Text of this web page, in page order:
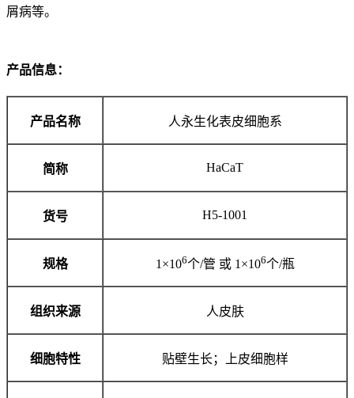
屑病等。
产品信息：
产品名称 人永生化表皮细胞系
简称 HaCaT
货号 H5-1001
规格 1×106个/管 或 1×106个/瓶
组织来源 人皮肤
细胞特性 贴壁生长；上皮细胞样